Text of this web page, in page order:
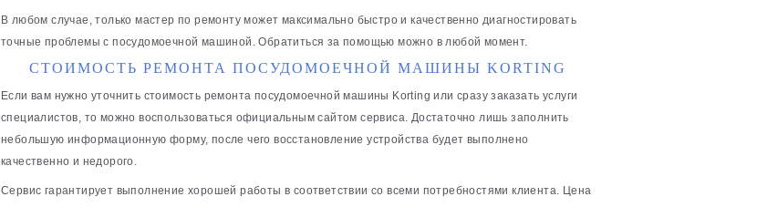
В любом случае, только мастер по ремонту может максимально быстро и качественно диагностировать
точные проблемы с посудомоечной машиной. Обратиться за помощью можно в любой момент.
СТОИМОСТЬ РЕМОНТА ПОСУДОМОЕЧНОЙ МАШИНЫ KORTING
Если вам нужно уточнить стоимость ремонта посудомоечной машины Korting или сразу заказать услуги
специалистов, то можно воспользоваться официальным сайтом сервиса. Достаточно лишь заполнить
небольшую информационную форму, после чего восстановление устройства будет выполнено
качественно и недорого.
Сервис гарантирует выполнение хорошей работы в соответствии со всеми потребностями клиента. Цена